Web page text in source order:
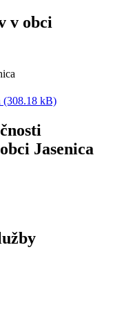
v obci
(308.18 kB)
Jasenica